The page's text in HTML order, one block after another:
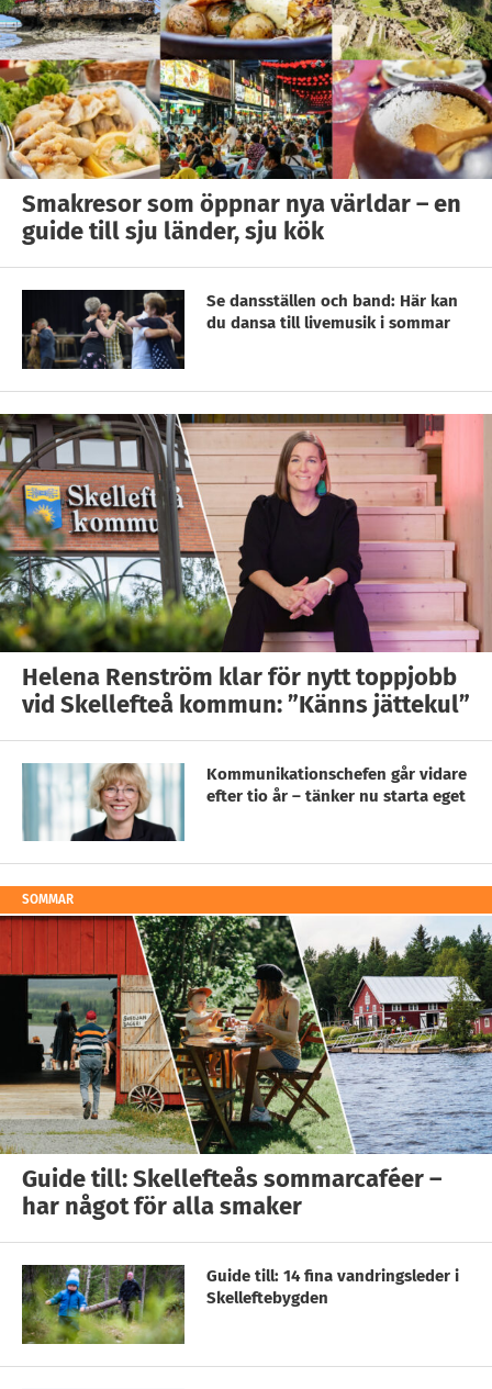
Smakresor som öppnar nya världar – en
guide till sju länder, sju kök
Se dansställen och band: Här kan
du dansa till livemusik i sommar
Helena Renström klar för nytt toppjobb
vid Skellefteå kommun: ”Känns jättekul”
Kommunikationschefen går vidare
efter tio år – tänker nu starta eget
SOMMAR
Guide till: Skellefteås sommarcaféer –
har något för alla smaker
Guide till: 14 fina vandringsleder i
Skelleftebygden